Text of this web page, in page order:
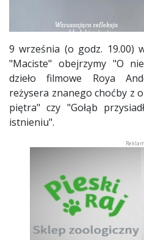
9 września (o godz. 19.00)
"Maciste" obejrzymy "O
dzieło filmowe Roya
reżysera znanego choćby z
piętra" czy "Gołąb
istnieniu".